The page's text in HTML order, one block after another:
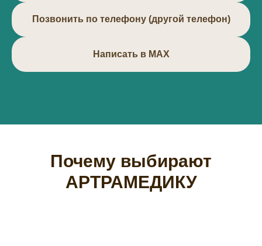
Позвонить по телефону (другой телефон)
Написать в МАХ
Почему выбирают
АРТРАМЕДИКУ